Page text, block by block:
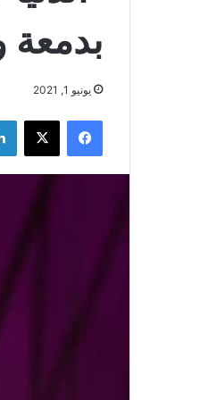
يونيو 1, 2021
فيسبوك ‫X